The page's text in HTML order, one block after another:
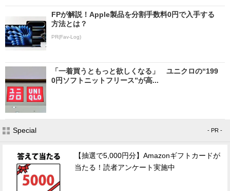
FPが解説！Apple製品を分割手数料0円で入手する
方法とは？
PR(Fav-Log)
「一着買うともっと欲しくなる」 ユニクロの“199
0円ソフトニットフリース”が高...
Special - PR -
【抽選で5,000円分】Amazonギフトカードが
当たる！読者アンケート実施中